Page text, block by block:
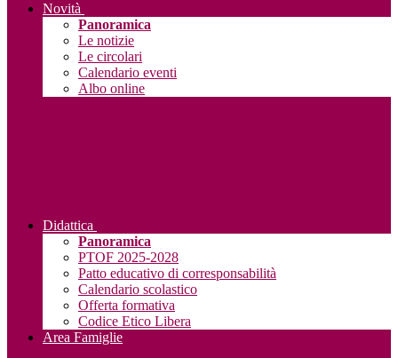
Novità
Panoramica
Le notizie
Le circolari
Calendario eventi
Albo online
Didattica
Panoramica
PTOF 2025-2028
Patto educativo di corresponsabilità
Calendario scolastico
Offerta formativa
Codice Etico Libera
Area Famiglie